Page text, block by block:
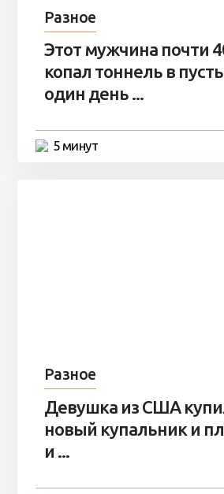
Разное
Этот мужчина почти
копал тоннель в
один день ...
5 минут
Разное
Девушка из США
новый купальник и
и ...